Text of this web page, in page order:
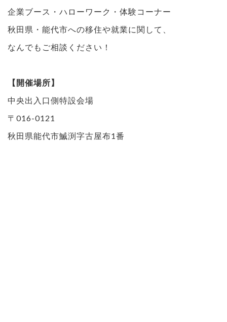
企業ブース・ハローワーク・体験コーナー
秋田県・能代市への移住や就業に関して、
なんでもご相談ください！
【開催場所】
中央出入口側特設会場
〒016-0121
秋田県能代市鰄渕字古屋布1番